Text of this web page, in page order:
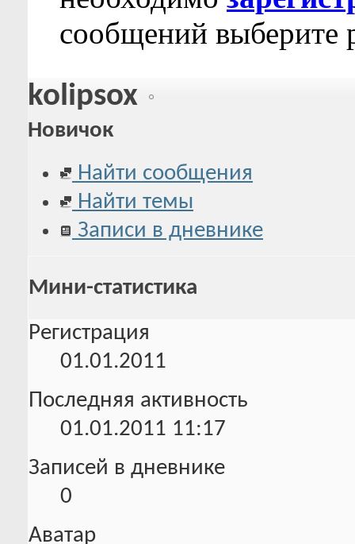
сообщений выберите
kolipsox
Новичок
Найти сообщения
Найти темы
Записи в дневнике
Мини-статистика
Регистрация
01.01.2011
Последняя активность
01.01.2011 11:17
Записей в дневнике
0